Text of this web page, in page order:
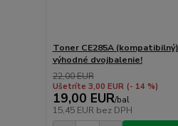
Toner CE285A
výhodné dvojbalenie!
22,00 EUR
Ušetríte 3,00 EUR (- 14 %)
19,00 EUR/bal
15,45 EUR bez DPH